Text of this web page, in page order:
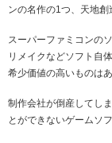
ンの名作の1つ、天地創
スーパーファミコンの
リメイクなどソフト自
希少価値の高いものは
制作会社が倒産してし
とができないゲームソ